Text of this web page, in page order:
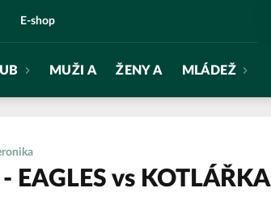
E-shop
MUŽI A ŽENY A MLÁDEŽ
EAGLES vs KOTLÁŘKA